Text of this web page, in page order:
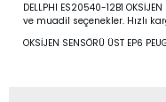
DELLPHI ES20540-12B1
ve muadil seçenekler. Hızlı
OKSİJEN SENSÖRÜ ÜST EP6